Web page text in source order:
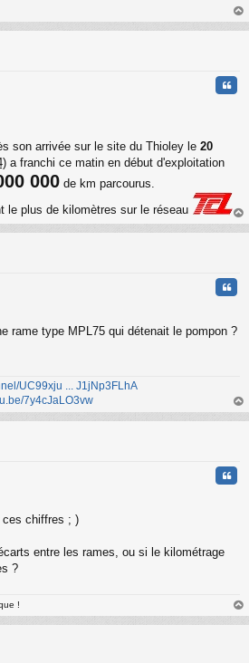
au
son arrivée sur le site du Thioley le 20
a franchi ce matin en début d'exploitation
000 de km parcourus.
le plus de kilomètres sur le réseau
au
rame type MPL75 qui détenait le pompon ?
UC99xju ... J1jNp3FLhA
7y4cJaLO3vw
au
ces chiffres ; )
entre les rames, ou si le kilométrage
?
!
au